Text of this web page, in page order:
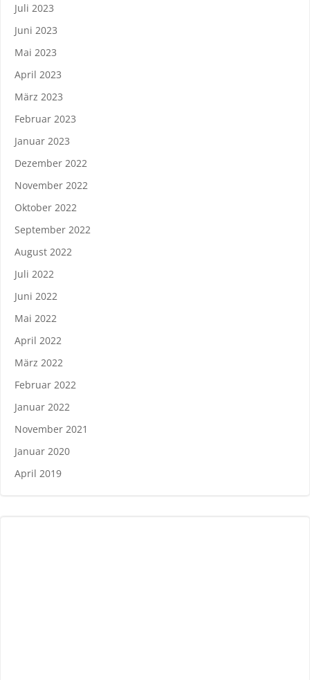
Juli 2023
Juni 2023
Mai 2023
April 2023
März 2023
Februar 2023
Januar 2023
Dezember 2022
November 2022
Oktober 2022
September 2022
August 2022
Juli 2022
Juni 2022
Mai 2022
April 2022
März 2022
Februar 2022
Januar 2022
November 2021
Januar 2020
April 2019